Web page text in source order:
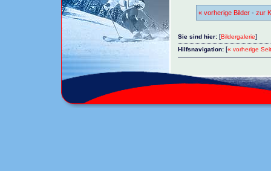
« vorherige Bilder - zur
Sie sind hier: [Bildergalerie]
Hilfsnavigation: [« vorherige